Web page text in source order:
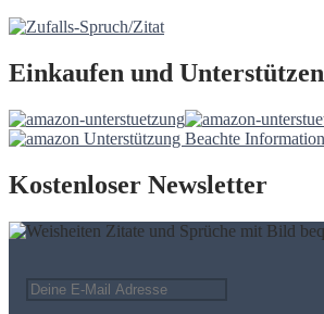
Einkaufen und Unterstützen
Kostenloser Newsletter